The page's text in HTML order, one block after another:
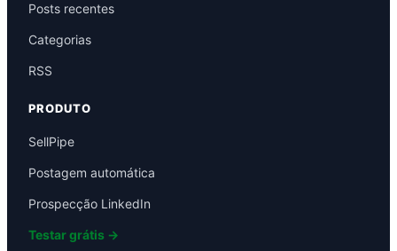
Posts recentes
Categorias
RSS
PRODUTO
SellPipe
Postagem automática
Prospecção LinkedIn
Testar grátis →